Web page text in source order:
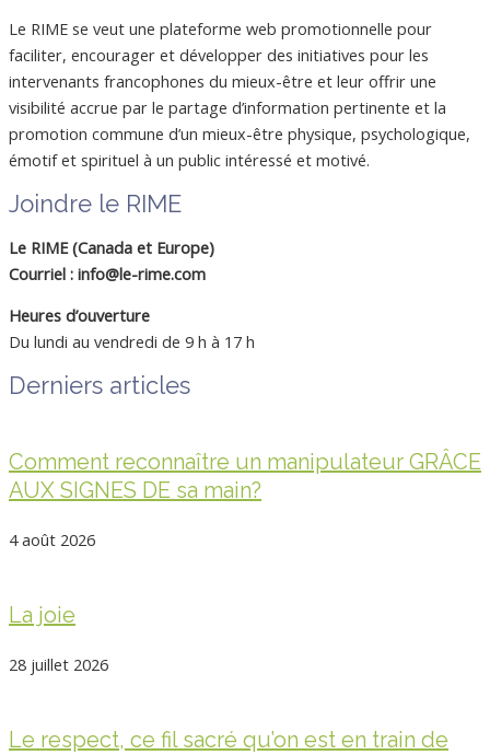
Le RIME se veut une plateforme web promotionnelle pour
faciliter, encourager et développer des initiatives pour les
intervenants francophones du mieux-être et leur offrir une
visibilité accrue par le partage d’information pertinente et la
promotion commune d’un mieux-être physique, psychologique,
émotif et spirituel à un public intéressé et motivé.
Joindre le RIME
Le RIME (Canada et Europe)
Courriel : info@le-rime.com
Heures d’ouverture
Du lundi au vendredi de 9 h à 17 h
Derniers articles
Comment reconnaître un manipulateur GRÂCE
AUX SIGNES DE sa main?
4 août 2026
La joie
28 juillet 2026
Le respect, ce fil sacré qu’on est en train de